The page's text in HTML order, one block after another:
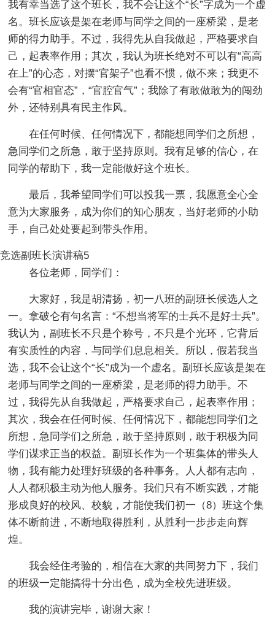
我有幸当选了这个班长，我不会让这个“长”字成为一个虚
名。班长应该是架在老师与同学之间的一座桥梁，是老
师的得力助手。不过，我得先从自我做起，严格要求自
己，起表率作用；其次，我认为班长绝对不可以有“高高
在上”的心态，对摆“官架子”也看不惯，做不来；我更不
会有“官相官态”，“官腔官气”；我除了有敢做敢为的闯劲
外，还特别具有民主作风。
在任何时候、任何情况下，都能想同学们之所想，
急同学们之所急，敢于坚持原则。我有足够的信心，在
同学的帮助下，我一定能做好这个班长。
最后，我希望同学们可以投我一票，我愿意全心全
意为大家服务，成为你们的知心朋友，当好老师的小助
手，自己处处要起到带头作用。
竞选副班长演讲稿5
各位老师，同学们：
大家好，我是胡清扬，初一八班的副班长候选人之
一。拿破仑有句名言：“不想当将军的士兵不是好士兵”。
我认为，副班长不只是个称号，不只是个光环，它背后
有实质性的内容，与同学们息息相关。所以，假若我当
选，我不会让这个“长”成为一个虚名。副班长应该是架在
老师与同学之间的一座桥梁，是老师的得力助手。不
过，我得先从自我做起，严格要求自己，起表率作用；
其次，我会在任何时候、任何情况下，都能想同学们之
所想，急同学们之所急，敢于坚持原则，敢于积极为同
学们谋求正当的权益。副班长作为一个班集体的带头人
物，我有能力处理好班级的各种事务。人人都有志向，
人人都积极主动为他人服务。我们只有不断实践，才能
形成良好的校风、校貌，才能使我们初一（8）班这个集
体不断前进，不断地取得胜利，从胜利一步步走向辉
煌。
我会经住考验的，相信在大家的共同努力下，我们
的班级一定能搞得十分出色，成为全校先进班级。
我的演讲完毕，谢谢大家！